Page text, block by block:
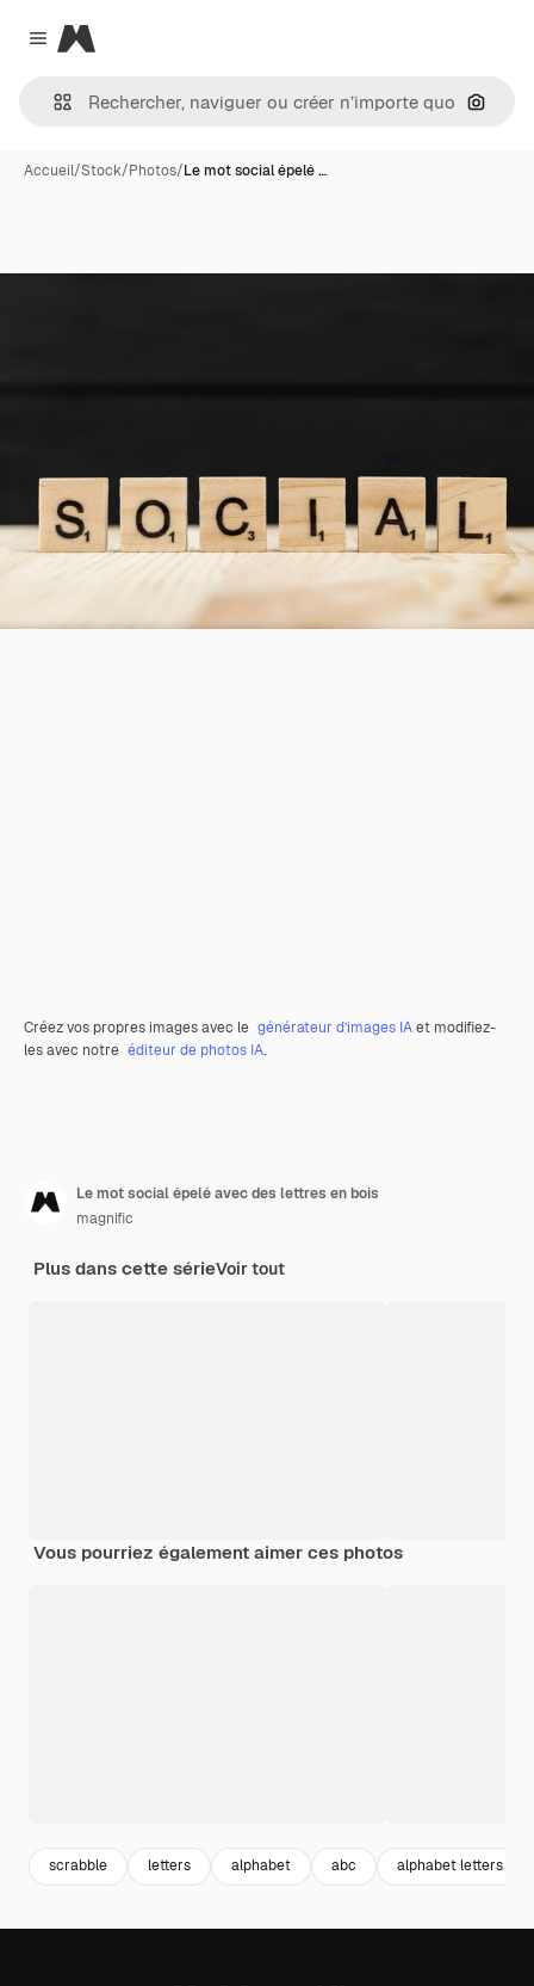
Close menu
Magnific
Accueil/Stock/Photos/Le mot social épelé …
Créez vos propres images avec le générateur d’images IAet modifiez-
les avec notre éditeur de photos IA.
Le mot social épelé avec des lettres en bois
magnific
Plus dans cette sérieVoir tout
Vous pourriez également aimer ces photos
scrabble letters alphabet abc alphabet letters